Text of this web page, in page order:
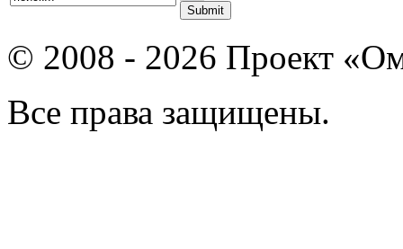
© 2008 - 2026 Проект
Все права защищены.